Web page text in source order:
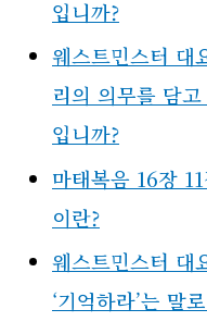
최신글
웨스트민스터 대
입니까?
웨스트민스터 대
리의 의무를 담고
입니까?